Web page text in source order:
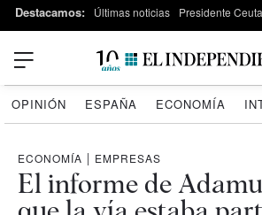
Destacamos: Últimas noticias Presidente
OPINIÓN ESPAÑA ECONOMÍA
ECONOMÍA | EMPRESAS
El informe de